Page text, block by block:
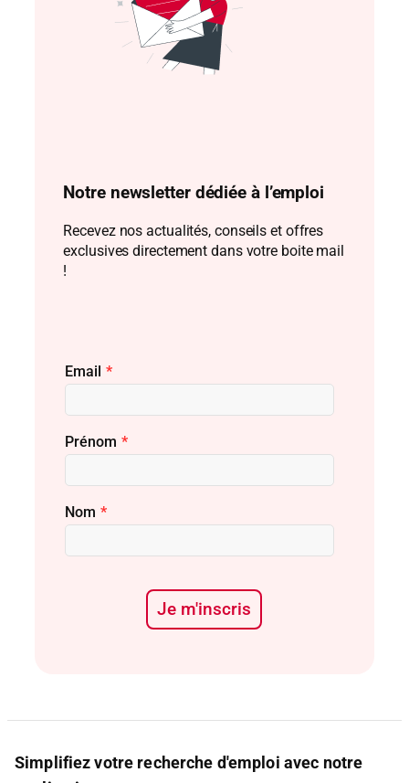
Notre newsletter dédiée à l’emploi
Recevez nos actualités, conseils et offres
exclusives directement dans votre boite mail
!
Email *
Prénom *
Nom *